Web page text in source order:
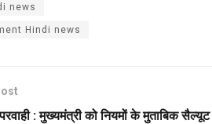
news
Hindi news
: मुख्यमंत्री को नियमों के मुताबिक सैल्यूट